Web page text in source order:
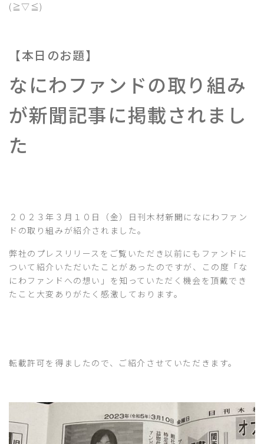
(≧▽≦)
【本日のお題】
なにわファンドの取り組み
が新聞記事に掲載されまし
た
２０２３年３月１０日（金）日刊木材新聞になにわファン
ドの取り組みが紹介されました。
弊社のプレスリリースをご覧いただき以前にもファンドに
ついて紹介いただいたことがあったのですが、この度「な
にわファンドへの想い」を知っていただく機会を頂戴でき
たこと大変ありがたく感激しております。
転載許可を得ましたので、ご紹介させていただきます。